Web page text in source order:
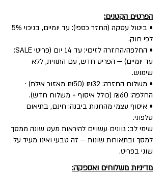
הפרטים הקטנים:
• ביטול עסקה (החזר כספי): עד יומיים, בניכוי 5%
לפי חוק.
• החלפה/החזרה לזיכוי: עד 14 יום (פריטי SALE:
עד יומיים) — הפריט חדש, עם התווית, ללא
שימוש.
• משלוח החזרה: ₪32 (₪50 מאזור אילת) ·
החלפה: ₪60 (כולל איסוף + משלוח חדש).
• איסוף עצמי מהחנות ביבנה: חינם, בתיאום
טלפוני.
שימי לב: גוונים עשויים להיראות מעט שונה ממסך
למסך ובתאורות שונות — זה טבעי ואינו מעיד על
שוני בפריט.
מדיניות משלוחים ואספקה: